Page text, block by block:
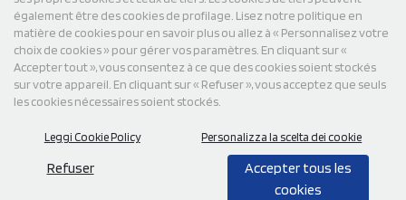
également être des cookies de profilage. Lisez notre politique en
matière de cookies pour en savoir plus ou allez à « Personnalisez votre
choix de cookies » pour gérer vos paramètres. En cliquant sur «
Accepter tout », vous consentez à ce que des cookies soient stockés
sur votre appareil. En cliquant sur « Refuser », vous acceptez que seuls
les cookies nécessaires soient stockés.
Leggi Cookie Policy Personalizza la scelta dei cookie
Refuser
Accepter tous les
cookies
Expéditions
© 2026 StampaSi s.r.l. TOUS DROITS RÉSERVÉS - TVA
FR13922807334